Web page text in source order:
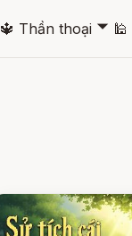
🔱 Thần thoại 🞃 🕌